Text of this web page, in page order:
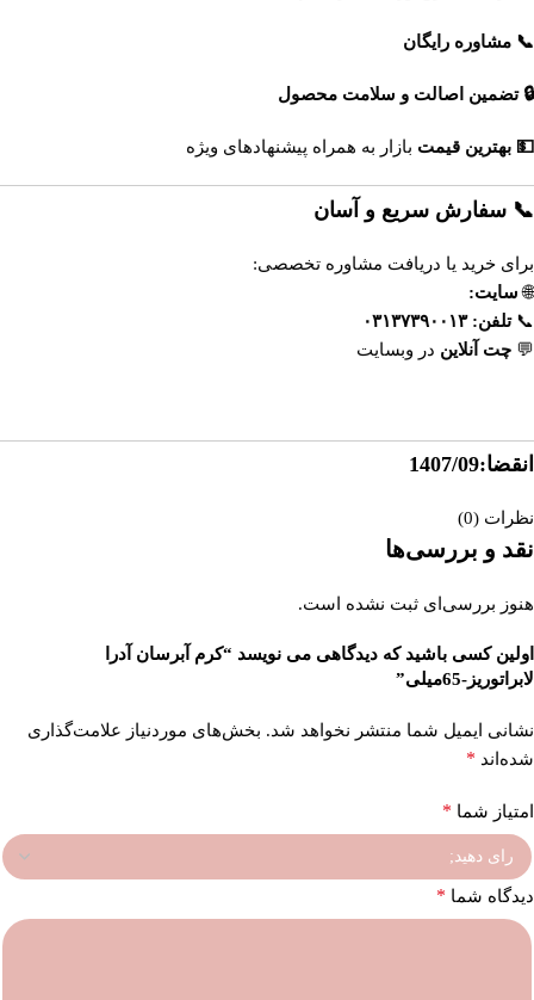
📞 مشاوره رایگان
🔒 تضمین اصالت و سلامت محصول
💵 بهترین قیمت بازار به همراه پیشنهادهای ویژه
📞 سفارش سریع و آسان
برای خرید یا دریافت مشاوره تخصصی:
🌐سایت:
📞تلفن: ۰۳۱۳۷۳۹۰۰۱۳
💬 چت آنلاین در وبسایت
انقضا:1407/09
نظرات (0)
نقد و بررسی‌ها
هنوز بررسی‌ای ثبت نشده است.
اولین کسی باشید که دیدگاهی می نویسد “کرم آبرسان آدرا
لابراتوریز-65میلی”
نشانی ایمیل شما منتشر نخواهد شد. بخش‌های موردنیاز علامت‌گذاری
شده‌اند *
امتیاز شما *
دیدگاه شما *